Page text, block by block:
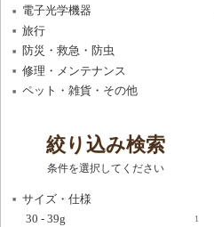
電子光学機器
旅行
防災・救急・防虫
修理・メンテナンス
ペット・雑貨・その他
絞り込み検索
条件を選択してください
サイズ・仕様
30 - 39g
1